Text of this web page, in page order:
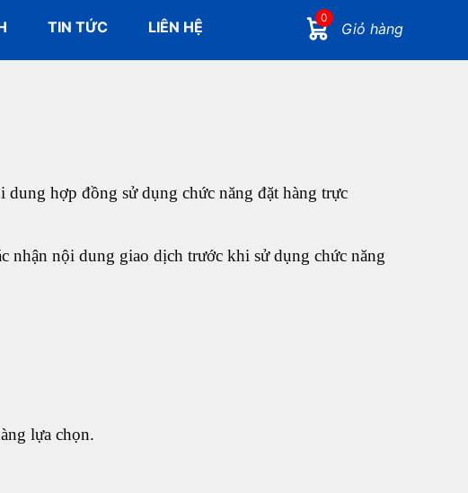
0
Giỏ hàng
TIN TỨC LIÊN HỆ
hợp đồng sử dụng chức năng đặt hàng trực
nhận nội dung giao dịch trước khi sử dụng chức năng
lựa chọn.